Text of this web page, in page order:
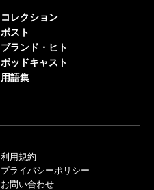
コレクション
ポスト
ブランド・ヒト
ポッドキャスト
用語集
利用規約
プライバシーポリシー
お問い合わせ